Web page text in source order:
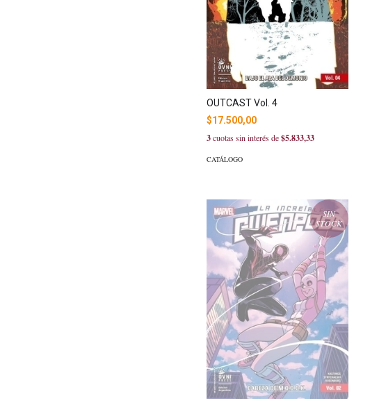
OUTCAST Vol. 4
$17.500,00
3cuotas sin interés de$5.833,33
CATÁLOGO
SIN
STOCK